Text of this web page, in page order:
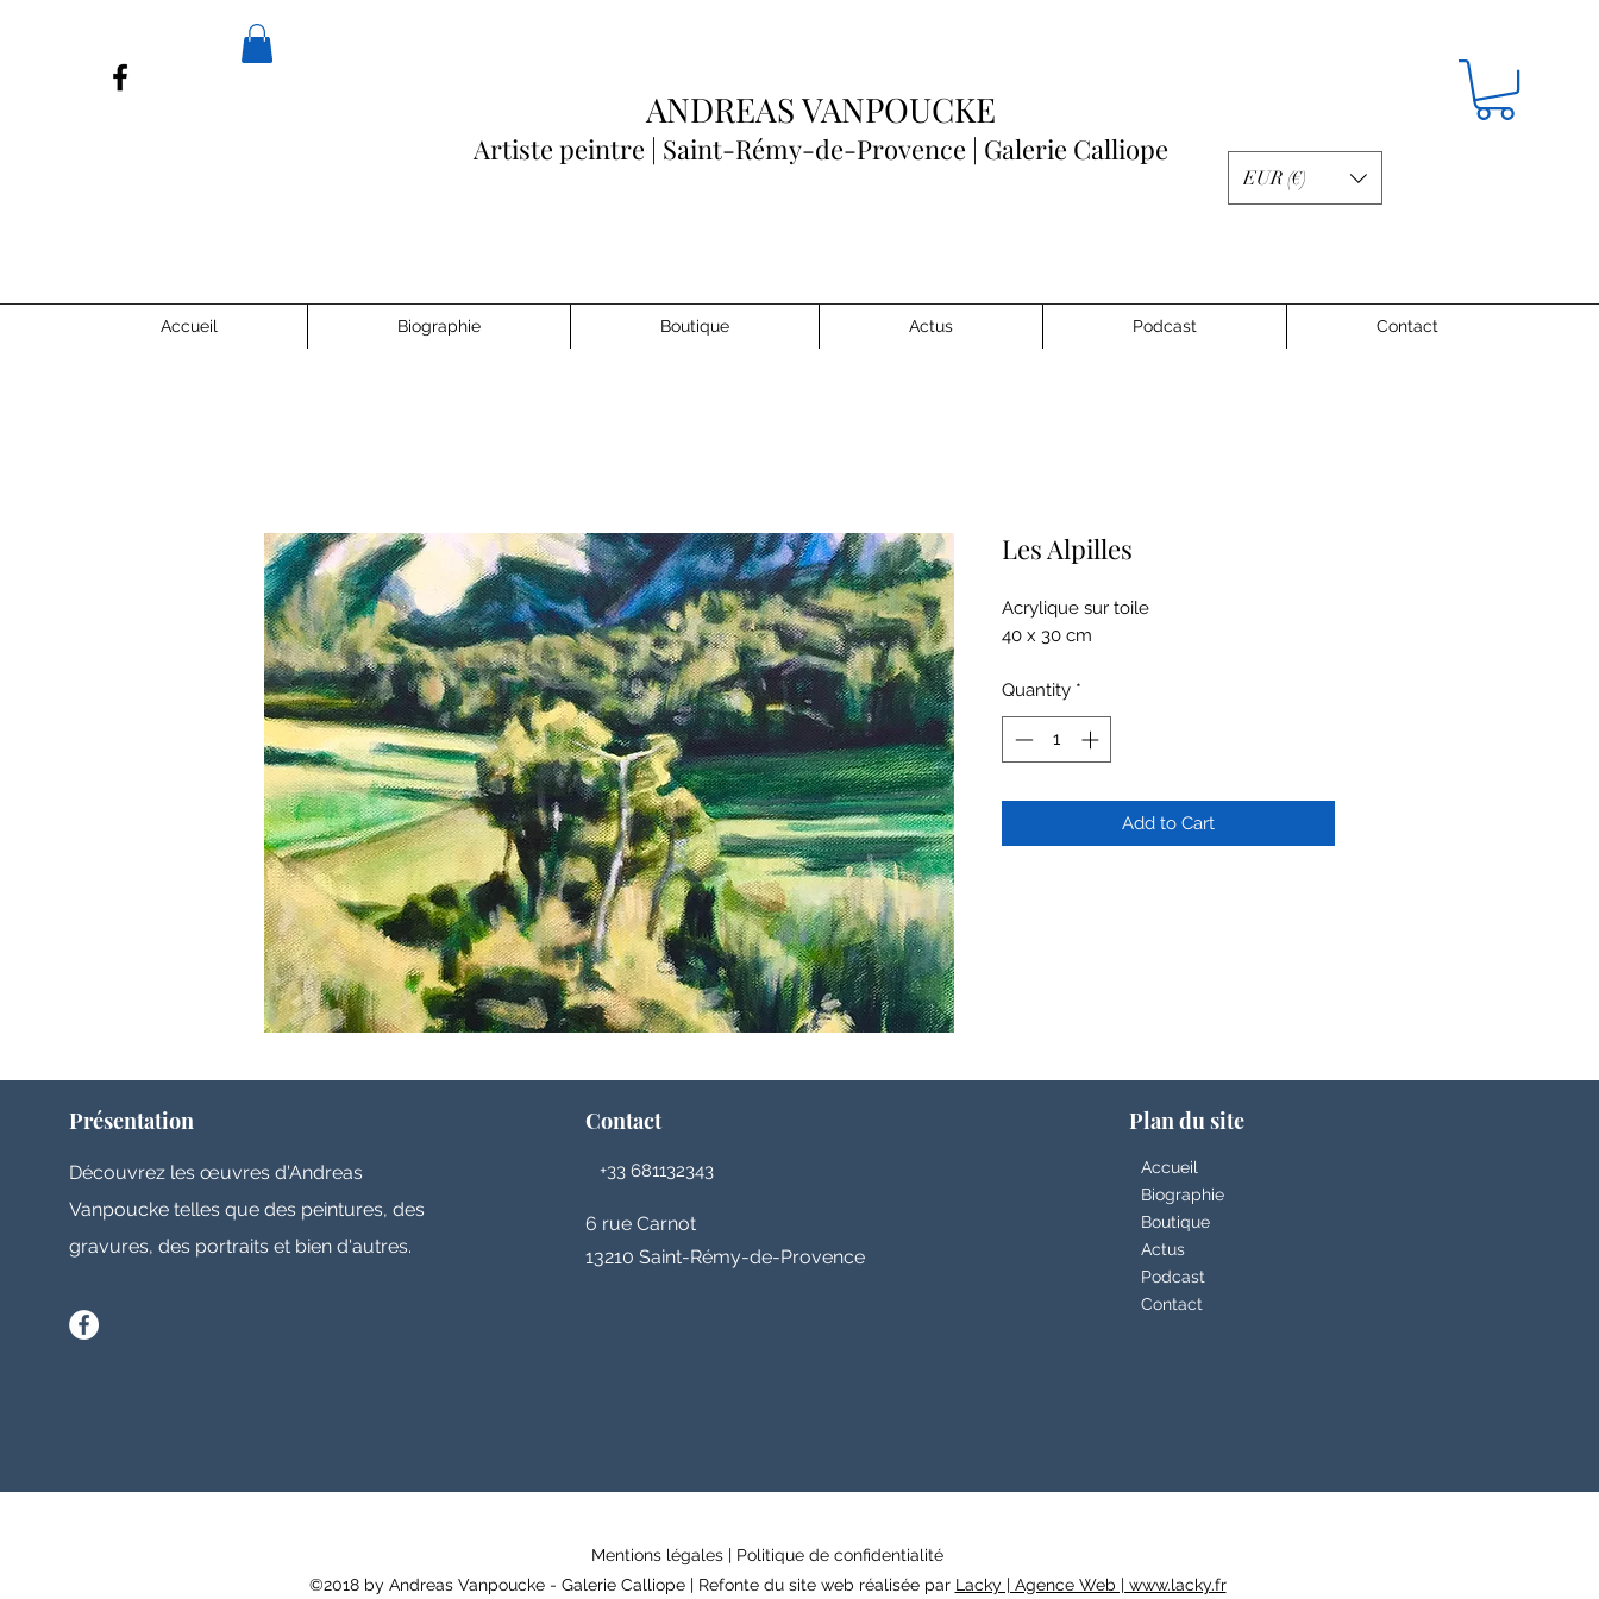
ANDREAS VANPOUCKE
Artiste peintre | Saint-Rémy-de-Provence | Galerie Calliope
EUR (€)
EUR (€)
Accueil Biographie Boutique Actus Podcast Contact
Les Alpilles
Acrylique sur toile
40 x 30 cm
Quantity *
Add to Cart
Présentation
Découvrez les œuvres d'Andreas
Vanpoucke telles que des peintures, des
gravures, des portraits et bien d'autres.
Contact
+33 681132343
6 rue Carnot
13210 Saint-Rémy-de-Provence
Plan du site
Accueil
Biographie
Boutique
Actus
Podcast
Contact
Mentions légales | Politique de confidentialité
©2018 by Andreas Vanpoucke - Galerie Calliope | Refonte du site web réalisée par Lacky | Agence Web | www.lacky.fr